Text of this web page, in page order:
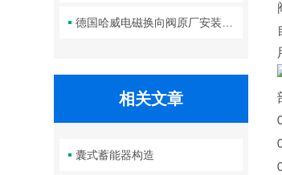
相关文章
囊式蓄能器构造